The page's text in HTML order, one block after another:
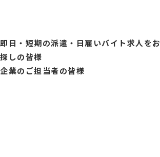
即日・短期の派遣・日雇いバイト求人をお
探しの皆様
企業のご担当者の皆様